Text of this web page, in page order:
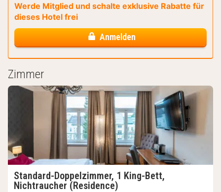
Werde Mitglied und schalte exklusive Rabatte für
dieses Hotel frei
Anmelden
Zimmer
Standard-Doppelzimmer, 1 King-Bett,
Nichtraucher (Residence)